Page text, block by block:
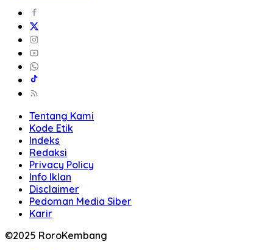
Tentang Kami
Kode Etik
Indeks
Redaksi
Privacy Policy
Info Iklan
Disclaimer
Pedoman Media Siber
Karir
©2025 RoroKembang